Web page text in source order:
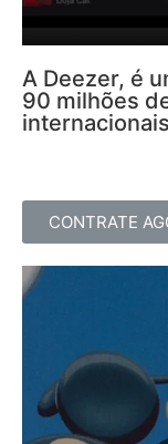
A Deezer, é
90 milhões
CONTRATE